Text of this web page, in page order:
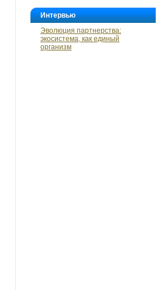
Интервью
Эволюция партнерства:
экосистема, как единый
организм